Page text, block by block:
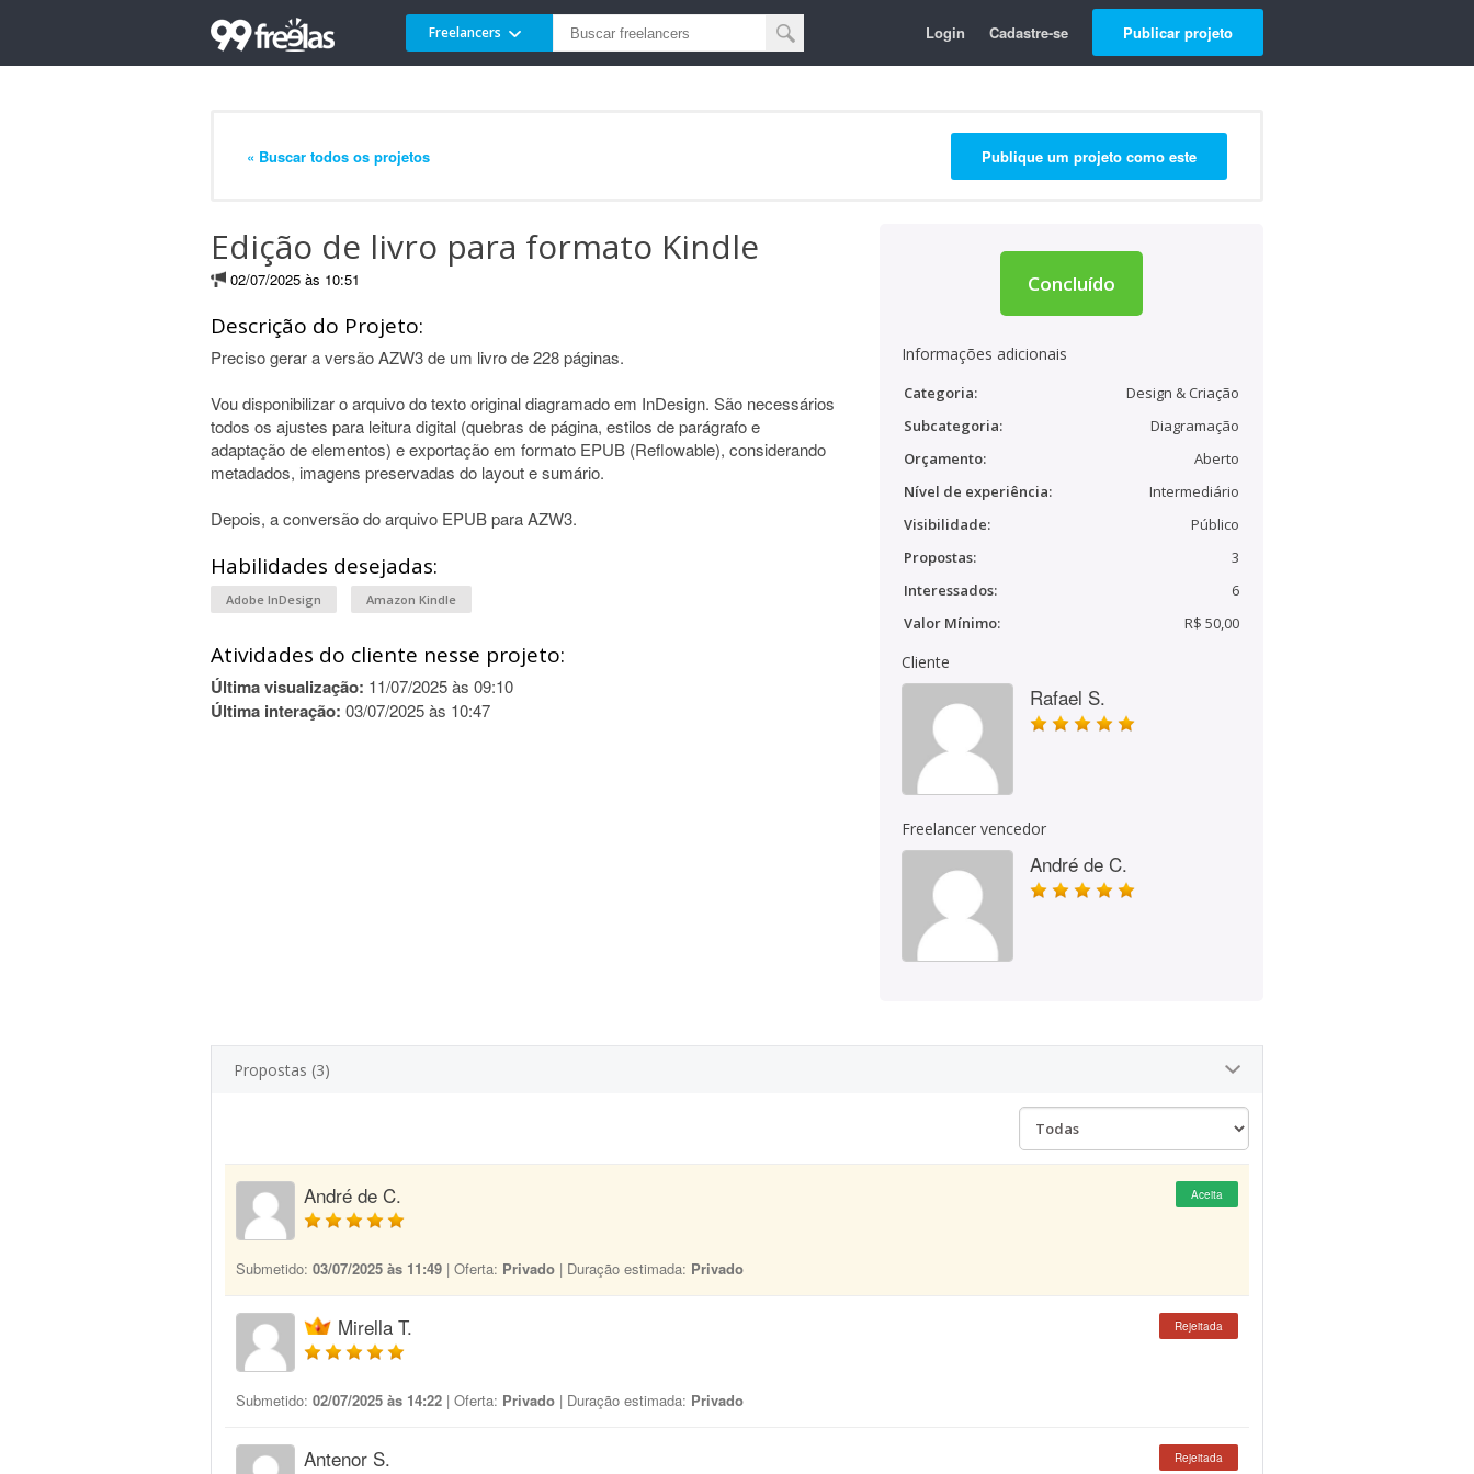
Freelancers Login Cadastre-se Publicar projeto
« Buscar todos os projetos Publique um projeto como este
Edição de livro para formato Kindle
02/07/2025 às 10:51
Descrição do Projeto:
Preciso gerar a versão AZW3 de um livro de 228 páginas.
Vou disponibilizar o arquivo do texto original diagramado em InDesign. São necessários
todos os ajustes para leitura digital (quebras de página, estilos de parágrafo e
adaptação de elementos) e exportação em formato EPUB (Reflowable), considerando
metadados, imagens preservadas do layout e sumário.
Depois, a conversão do arquivo EPUB para AZW3.
Habilidades desejadas:
Adobe InDesign Amazon Kindle
Atividades do cliente nesse projeto:
Última visualização: 11/07/2025 às 09:10
Última interação: 03/07/2025 às 10:47
Concluído
Informações adicionais
Categoria:
Design & Criação
Subcategoria:
Diagramação
Orçamento:
Aberto
Nível de experiência:
Intermediário
Visibilidade:
Público
Propostas:
3
Interessados:
6
Valor Mínimo:
R$ 50,00
Cliente
Rafael S.
Freelancer vencedor
André de C.
Propostas (3)
André de C. Aceita
Submetido: 03/07/2025 às 11:49 | Oferta: Privado | Duração estimada: Privado
Mirella T. Rejeitada
Submetido: 02/07/2025 às 14:22 | Oferta: Privado | Duração estimada: Privado
Antenor S. Rejeitada